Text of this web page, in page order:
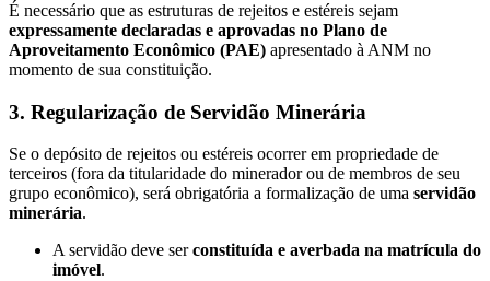
É necessário que as estruturas de rejeitos e estéreis sejam
expressamente declaradas e aprovadas no Plano de
Aproveitamento Econômico (PAE) apresentado à ANM no
momento de sua constituição.
3. Regularização de Servidão Minerária
Se o depósito de rejeitos ou estéreis ocorrer em propriedade de
terceiros (fora da titularidade do minerador ou de membros de seu
grupo econômico), será obrigatória a formalização de uma servidão
minerária.
A servidão deve serconstituída e averbada na matrícula do
imóvel.